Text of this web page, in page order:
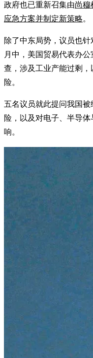
政府也已重新召集由尚穆
应急方案并制定新策略。
除了中东局势，议员也
月中，美国贸易代表办
查，涉及工业产能过剩
险。
五名议员就此提问我国
险，以及对电子、半导
响。